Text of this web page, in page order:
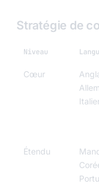
Stratégie de
Niveau
Cœur
Étendu